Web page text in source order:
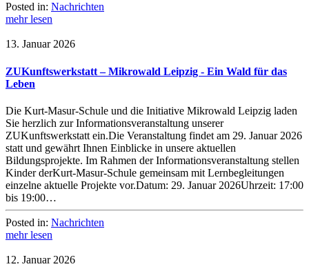
Posted in: Nachrichten
mehr lesen
13. Januar 2026
ZUKunftswerkstatt – Mikrowald Leipzig - Ein Wald für das
Leben
Die Kurt-Masur-Schule und die Initiative Mikrowald Leipzig laden
Sie herzlich zur Informationsveranstaltung unserer
ZUKunftswerkstatt ein.Die Veranstaltung findet am 29. Januar 2026
statt und gewährt Ihnen Einblicke in unsere aktuellen
Bildungsprojekte. Im Rahmen der Informationsveranstaltung stellen
Kinder derKurt-Masur-Schule gemeinsam mit Lernbegleitungen
einzelne aktuelle Projekte vor.Datum: 29. Januar 2026Uhrzeit: 17:00
bis 19:00…
Posted in: Nachrichten
mehr lesen
12. Januar 2026